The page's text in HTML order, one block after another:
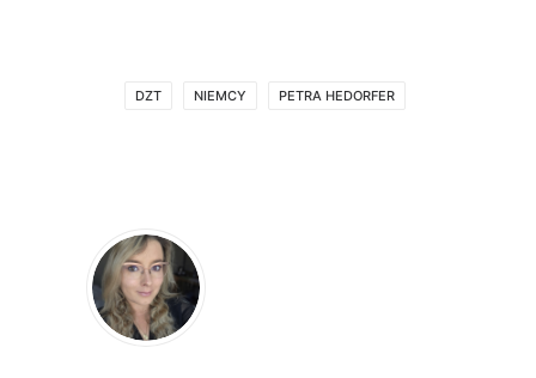
DZT NIEMCY PETRA HEDORFER